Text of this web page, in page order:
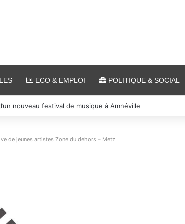
ECO & EMPLOI POLITIQUE & SOCIAL
l’édition 2026 de « Ça tombe comme à Gravelotte »
de jeunes artistes Zone du dehors – Metz